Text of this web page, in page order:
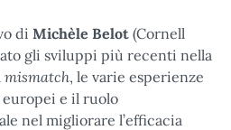
di Michèle Belot (Cornell
gli sviluppi più recenti nella
mismatch, le varie esperienze
e il ruolo
nel migliorare l’efficacia